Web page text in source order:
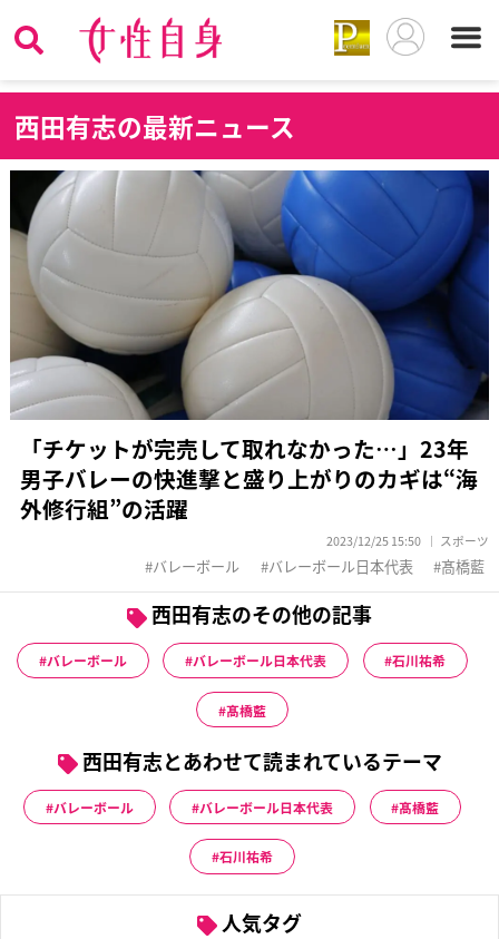
西田有志の最新ニュース
「チケットが完売して取れなかった…」23年
男子バレーの快進撃と盛り上がりのカギは“海
外修行組”の活躍
2023/12/25 15:50 スポーツ
バレーボール バレーボール日本代表 髙橋藍
西田有志のその他の記事
バレーボール バレーボール日本代表 石川祐希
髙橋藍
西田有志とあわせて読まれているテーマ
バレーボール バレーボール日本代表 髙橋藍
石川祐希
人気タグ